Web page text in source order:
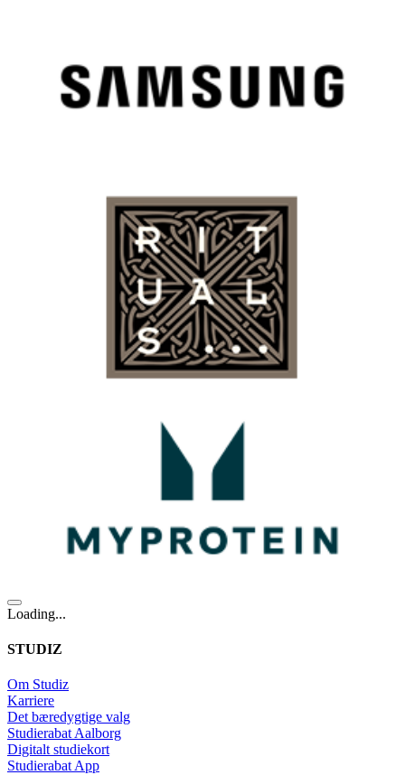
Loading...
STUDIZ
Om Studiz
Karriere
Det bæredygtige valg
Studierabat Aalborg
Digitalt studiekort
Studierabat App